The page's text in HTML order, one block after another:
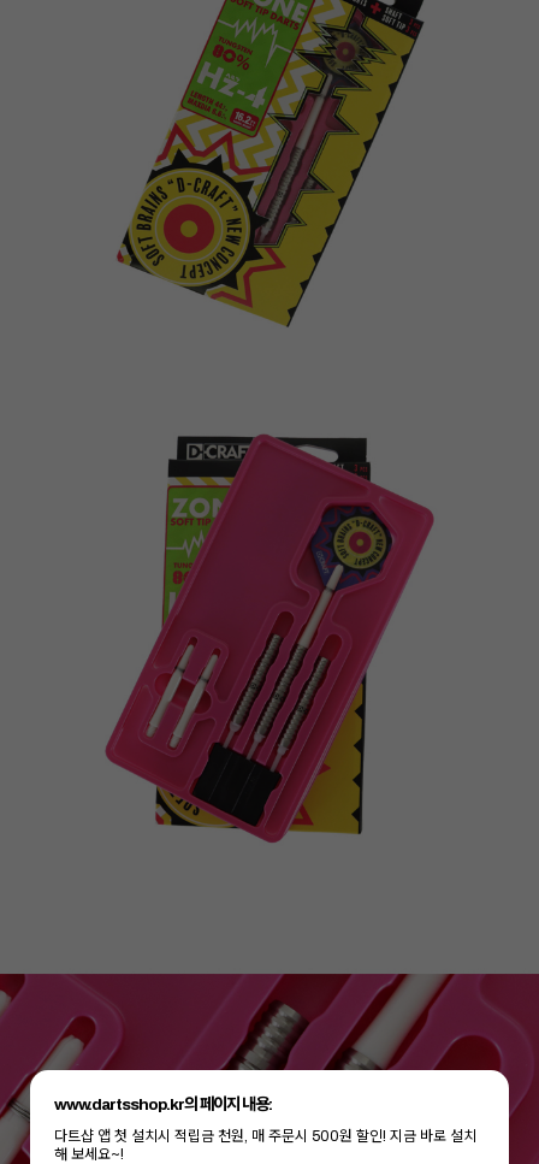
www.dartsshop.kr의 페이지 내용:
다트샵 앱 첫 설치시 적립금 천원, 매 주문시 500원 할인! 지금 바로 설치
해 보세요~!